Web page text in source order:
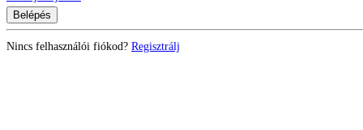
Belépés
Nincs felhasználói fiókod? Regisztrálj